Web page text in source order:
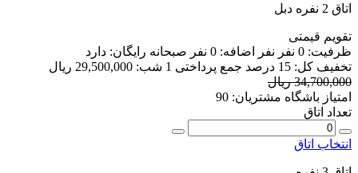
اتاق 2 نفره دبل
تقویم قیمتی
ظرفیت: 0 نفر نفر اضافه: 0 نفر صبحانه رایگان: دارد
تخفیف کل: 15 درصد جمع پرداختی 1 شب:
29,500,000 ریال
34,700,000 ریال
امتیاز باشگاه مشتریان: 90
تعداد اتاق
انتخاب اتاق